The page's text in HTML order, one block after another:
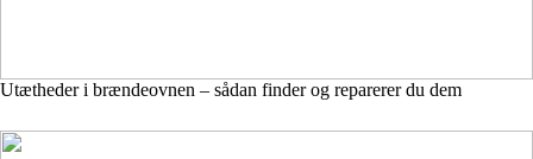
Utætheder i brændeovnen – sådan finder og reparerer du dem